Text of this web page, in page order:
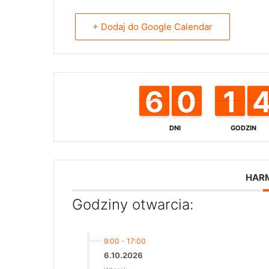
+ Dodaj do Google Calendar
DNI
5
5
6
6 9
9
0
0
GODZIN
1
1
1
1
Godziny otwarcia:
9:00 - 17:00
6.10.2026